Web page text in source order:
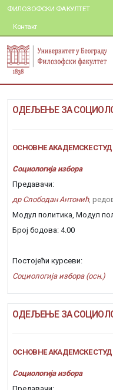
ФИЛОЗОФСКИ ФАКУЛТЕТ
Контакт
ОДЕЉЕЊЕ ЗА
ОСНОВНЕ АКАДЕМСКЕ
Социологија избора
Предавачи:
др Слободан Антонић,
Модул политика, Модул
Број бодова: 4.00
Постојећи курсеви:
Социологија избора (осн.)
ОДЕЉЕЊЕ ЗА
ОСНОВНЕ АКАДЕМСКЕ
Социологија избора